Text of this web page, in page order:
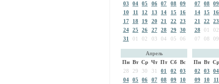
03
04 05 06 07 08
09
10
11 12 13 14 15
16
17
18 19 20 21 22
23
24
25 26 27 28 29
30
31
01 02 03 04 05 06
07
08
09
14
15
16
21
22
23
28
01
02
07
08 09
Апрель
Пн Вт Ср Чт Пт Сб Вс
28
29 30 31 01 02
03
04
05 06 07 08 09
10
Пн Вт Ср
02
03
04
09
10
11